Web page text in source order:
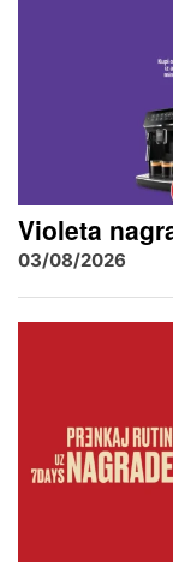
Violeta
03/08/2026